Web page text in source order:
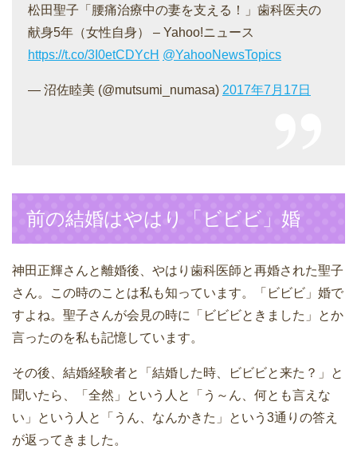
松田聖子「腰痛治療中の妻を支える！」歯科医夫の
献身5年（女性自身） – Yahoo!ニュース
https://t.co/3I0etCDYcH @YahooNewsTopics
— 沼佐睦美 (@mutsumi_numasa) 2017年7月17日
前の結婚はやはり「ビビビ」婚
神田正輝さんと離婚後、やはり歯科医師と再婚された聖子
さん。この時のことは私も知っています。「ビビビ」婚で
すよね。聖子さんが会見の時に「ビビビときました」とか
言ったのを私も記憶しています。
その後、結婚経験者と「結婚した時、ビビビと来た？」と
聞いたら、「全然」という人と「う～ん、何とも言えな
い」という人と「うん、なんかきた」という3通りの答え
が返ってきました。